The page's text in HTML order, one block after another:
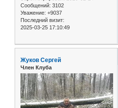
Сообщений: 3102
Уважение: +9037
Последний визит:
2025-03-25 17:10:49
Жуков Сергей
Член Клуба